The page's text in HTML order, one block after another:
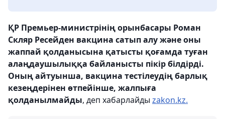
ҚР Премьер-министрінің орынбасары Роман
Скляр Ресейден вакцина сатып алу және оны
жаппай қолданысына қатысты қоғамда туған
алаңдаушылыққа байланысты пікір білдірді.
Оның айтуынша, вакцина тестілеудің барлық
кезеңдерінен өтпейінше, жалпыға
қолданылмайды, деп хабарлайды zakon.kz.